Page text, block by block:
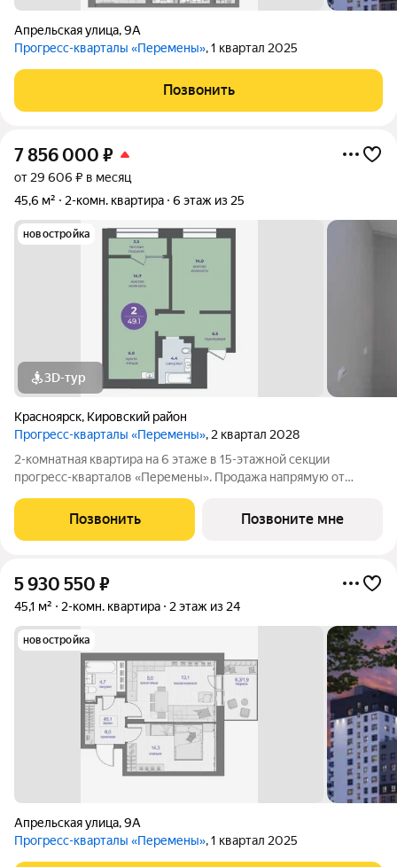
Апрельская улица,9А
Прогресс-кварталы «Перемены», 1 квартал 2025
Позвонить
7 856 000 ₽
от 29 606 ₽ в месяц
45,6 м²
2-комн. квартира 6 этаж из 25
новостройка
3D-тур
Красноярск, Кировский район
Прогресс-кварталы «Перемены», 2 квартал 2028
2-комнатная квартира на 6 этаже в 15-этажной секции
прогресс-кварталов «Перемены». Продажа напрямую от
Индивидуальный подбор наиболее выгодного варианта
покупки. Бесплатное сопровождение по
Позвонить Позвоните мне
5 930 550 ₽
45,1 м² 2-комн. квартира 2 этаж из 24
новостройка
Апрельская улица,9А
Прогресс-кварталы «Перемены», 1 квартал 2025